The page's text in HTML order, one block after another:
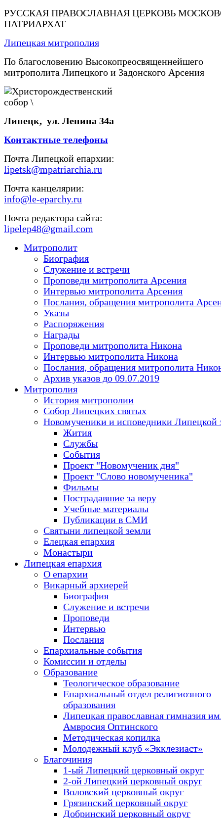
РУССКАЯ ПРАВОСЛАВНАЯ ЦЕРКОВЬ
ПАТРИАРХАТ
Липецкая митрополия
По благословению Высокопреосвященнейшего
митрополита Липецкого и Задонского Арсения
Липецк, ул. Ленина 34а
Контактные телефоны
Почта Липецкой епархии:
lipetsk@mpatriarchia.ru
Почта канцелярии:
info@le-eparchy.ru
Почта редактора сайта:
lipelep48@gmail.com
Митрополит
Биография
Служение и встречи
Проповеди митрополита Арсения
Интервью митрополита Арсения
Послания, обращения митрополита
Указы
Распоряжения
Награды
Проповеди митрополита Никона
Интервью митрополита Никона
Послания, обращения митрополита
Архив указов до 09.07.2019
Митрополия
История митрополии
Собор Липецких святых
Новомученики и исповедники Липецкой
Жития
Службы
События
Проект "Новомученик дня"
Проект "Слово новомученика"
Фильмы
Пострадавшие за веру
Учебные материалы
Публикации в СМИ
Святыни липецкой земли
Елецкая епархия
Монастыри
Липецкая епархия
О епархии
Викарный архиерей
Биография
Служение и встречи
Проповеди
Интервью
Послания
Епархиальные события
Комиссии и отделы
Образование
Теологическое образование
Епархиальный отдел религиозного
образования
Липецкая православная гимназия
Амвросия Оптинского
Методическая копилка
Молодежный клуб «Экклезиаст»
Благочиния
1-ый Липецкий церковный округ
2-ой Липецкий церковный округ
Воловский церковный округ
Грязинский церковный округ
Добринский церковный округ